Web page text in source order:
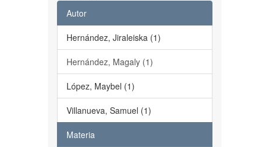
Autor
Hernández, Jiraleiska (1)
Hernández, Magaly (1)
López, Maybel (1)
Villanueva, Samuel (1)
Materia